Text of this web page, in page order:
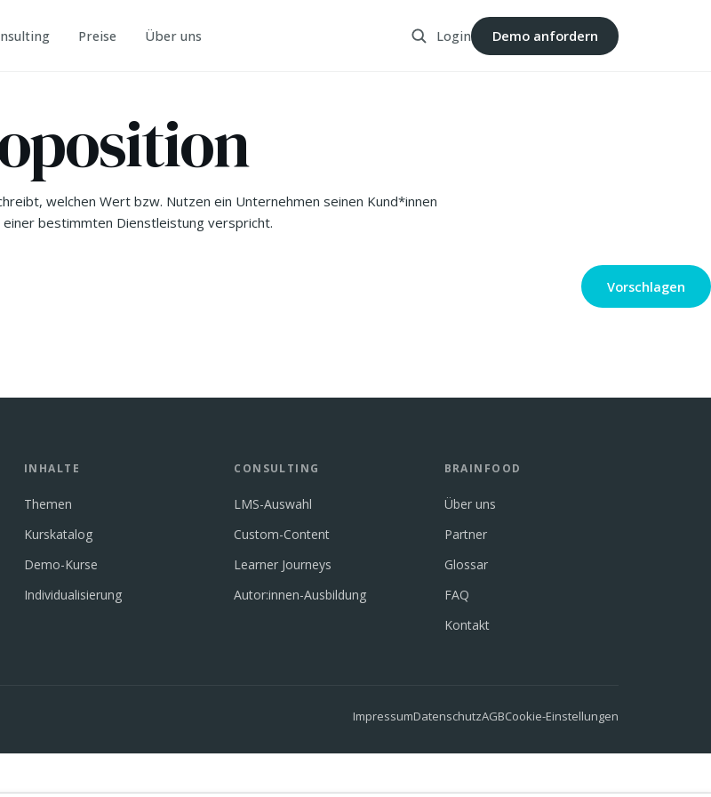
Preise Über uns Login Demo anfordern
welchen Wert bzw. Nutzen ein Unternehmen seinen Kund*innen
bestimmten Dienstleistung verspricht.
Vorschlagen
INHALTE
Themen
Kurskatalog
Demo-Kurse
Individualisierung
CONSULTING
LMS-Auswahl
Custom-Content
Learner Journeys
Autor:innen-Ausbildung
BRAINFOOD
Über uns
Partner
Glossar
FAQ
Kontakt
ImpressumDatenschutzAGBCookie-Einstellungen